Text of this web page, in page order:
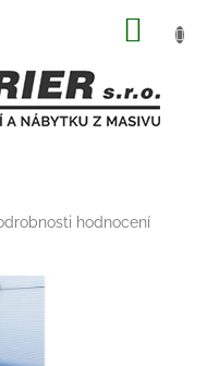
hodnocení